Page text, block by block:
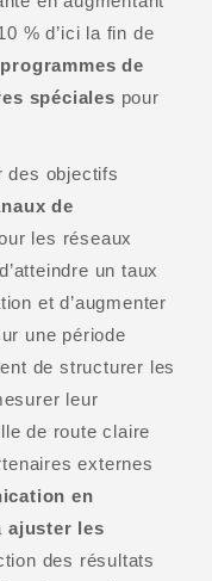
% d’ici la fin de
programmes de
spéciales pour
des objectifs
de
les réseaux
un taux
et d’augmenter
une période
de structurer les
leur
de route claire
externes
en
ajuster les
des résultats